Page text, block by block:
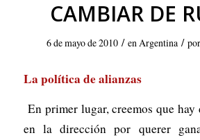
CAMBIAR DE
6 de mayo de 2010 / enArgentina /
La política de alianzas
En primer lugar, creemos que hay
en la dirección por querer